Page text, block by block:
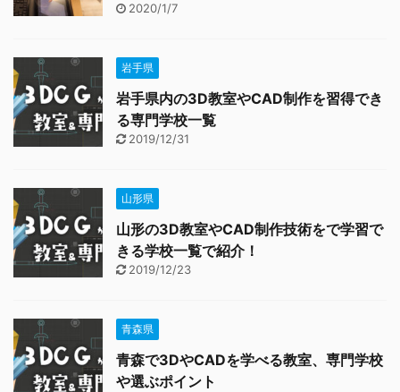
2020/1/7
岩手県
岩手県内の3D教室やCAD制作を習得でき
る専門学校一覧
2019/12/31
山形県
山形の3D教室やCAD制作技術をで学習で
きる学校一覧で紹介！
2019/12/23
青森県
青森で3DやCADを学べる教室、専門学校
や選ぶポイント